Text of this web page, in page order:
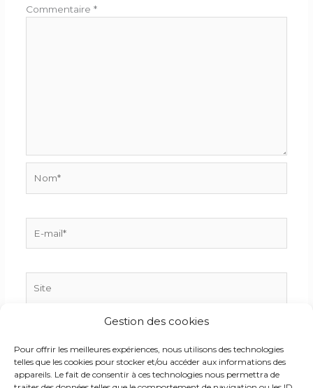
Gestion des cookies
Pour offrir les meilleures expériences, nous utilisons des technologies
telles que les cookies pour stocker et/ou accéder aux informations des
appareils. Le fait de consentir à ces technologies nous permettra de
Commentaire *
mail*
le navigateur pour mon prochain commentaire.